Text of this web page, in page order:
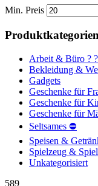
Min. Preis
Produktkategorien
Arbeit & Büro ? ?
Bekleidung &
Gadgets
Geschenke für
Geschenke für
Geschenke für
Seltsames ⛔
Speisen &
Spielzeug &
Unkategorisiert
589